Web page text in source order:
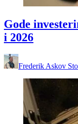
Gode
i 2026
Frederik Askov